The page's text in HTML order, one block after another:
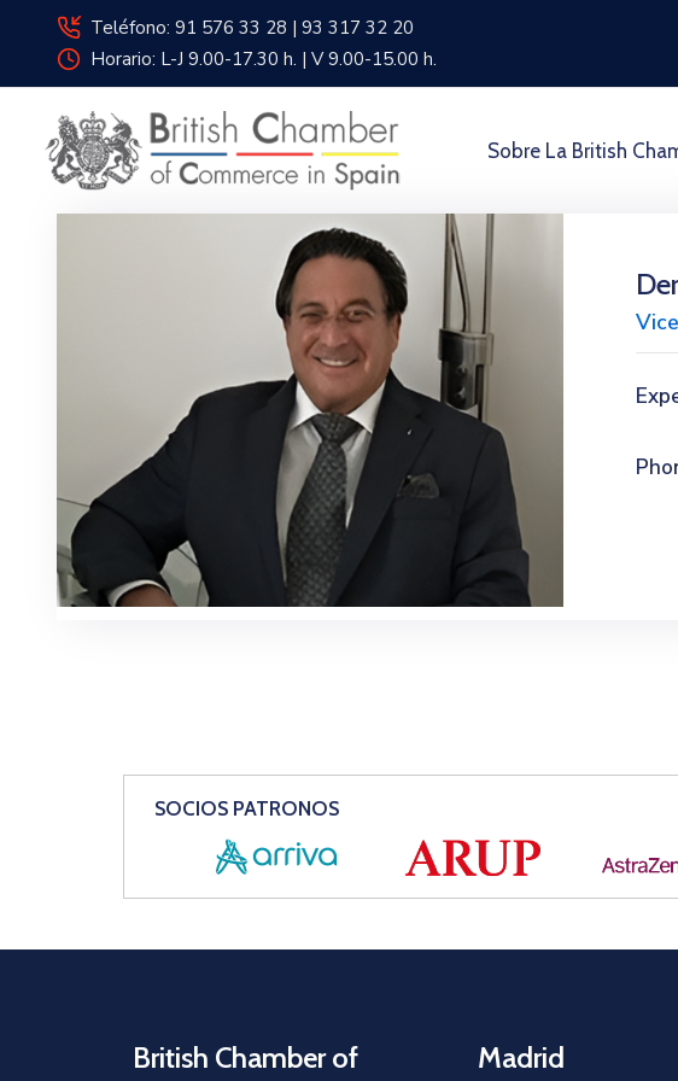
Teléfono: 91 576 33 28 | 93 317 32 20
Horario: L-J 9.00-17.30 h. | V 9.00-15.00 h.
Sobre La British
SOCIOS PATRONOS
British Chamber of Madrid